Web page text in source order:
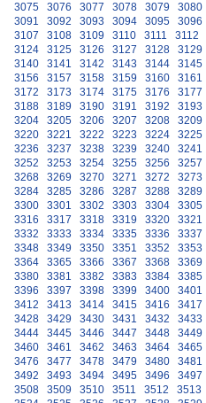
3075
3076 3077 3078 3079 3080
3091
3092 3093 3094 3095 3096
3107
3108 3109 3110 3111 3112
3124
3125 3126 3127 3128 3129
3140
3141 3142 3143 3144 3145
3156
3157 3158 3159 3160 3161
3172
3173 3174 3175 3176 3177
3188
3189 3190 3191 3192 3193
3204
3205 3206 3207 3208 3209
3220
3221 3222 3223 3224 3225
3236
3237 3238 3239 3240 3241
3252
3253 3254 3255 3256 3257
3268
3269 3270 3271 3272 3273
3284
3285 3286 3287 3288 3289
3300
3301 3302 3303 3304 3305
3316
3317 3318 3319 3320 3321
3332
3333 3334 3335 3336 3337
3348
3349 3350 3351 3352 3353
3364
3365 3366 3367 3368 3369
3380
3381 3382 3383 3384 3385
3396
3397 3398 3399 3400 3401
3412
3413 3414 3415 3416 3417
3428
3429 3430 3431 3432 3433
3444
3445 3446 3447 3448 3449
3460
3461 3462 3463 3464 3465
3476
3477 3478 3479 3480 3481
3492
3493 3494 3495 3496 3497
3508
3509 3510 3511 3512 3513